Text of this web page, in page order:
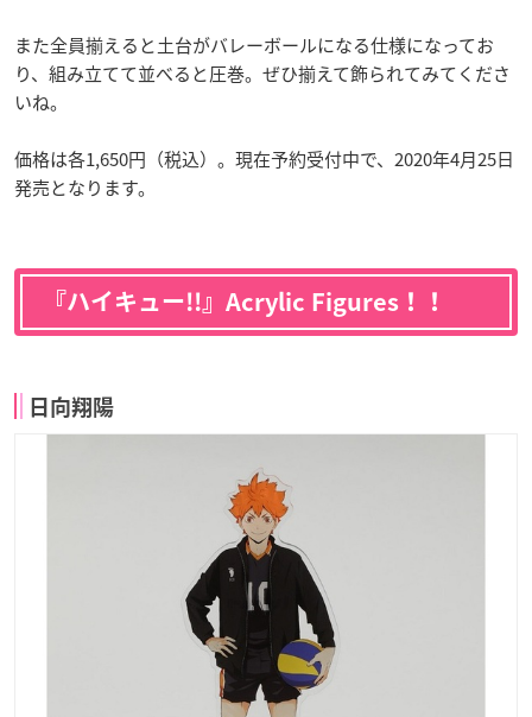
また全員揃えると土台がバレーボールになる仕様になってお
り、組み立てて並べると圧巻。ぜひ揃えて飾られてみてくださ
いね。
価格は各1,650円（税込）。現在予約受付中で、2020年4月25日
発売となります。
『ハイキュー!!』Acrylic Figures！！
日向翔陽